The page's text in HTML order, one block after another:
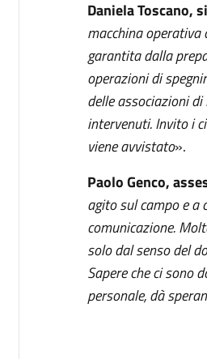
Daniela Toscano,
macchina operativa
garantita dalla
operazioni di
delle associazioni
intervenuti. Invito i
viene avvistato».
Paolo Genco,
agito sul campo e a
comunicazione.
solo dal senso del
Sapere che ci sono
personale, dà